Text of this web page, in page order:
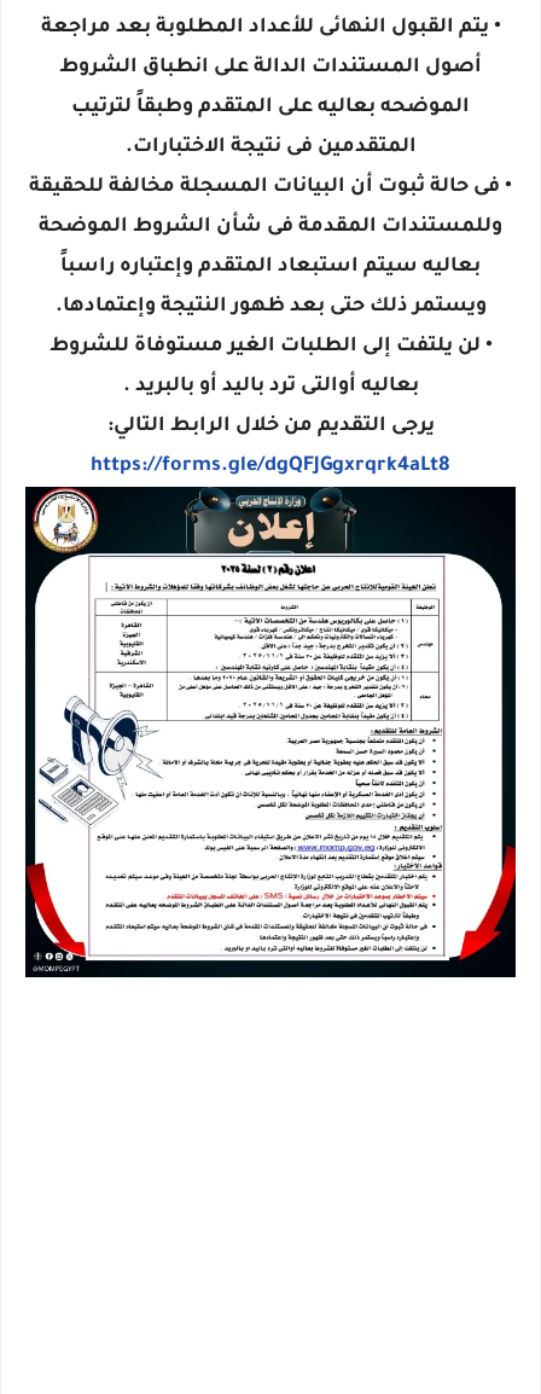
• يتم القبول النهائى للأعداد المطلوبة بعد مراجعة
أصول المستندات الدالة على انطباق الشروط
الموضحه بعاليه على المتقدم وطبقاً لترتيب
المتقدمين فى نتيجة الاختبارات.
• فى حالة ثبوت أن البيانات المسجلة مخالفة للحقيقة
وللمستندات المقدمة فى شأن الشروط الموضحة
بعاليه سيتم استبعاد المتقدم وإعتباره راسباً
ويستمر ذلك حتى بعد ظهور النتيجة وإعتمادها.
• لن يلتفت إلى الطلبات الغير مستوفاة للشروط
بعاليه أوالتى ترد باليد أو بالبريد .
يرجى التقديم من خلال الرابط التالي:
https://forms.gle/dgQFJGgxrqrk4aLt8